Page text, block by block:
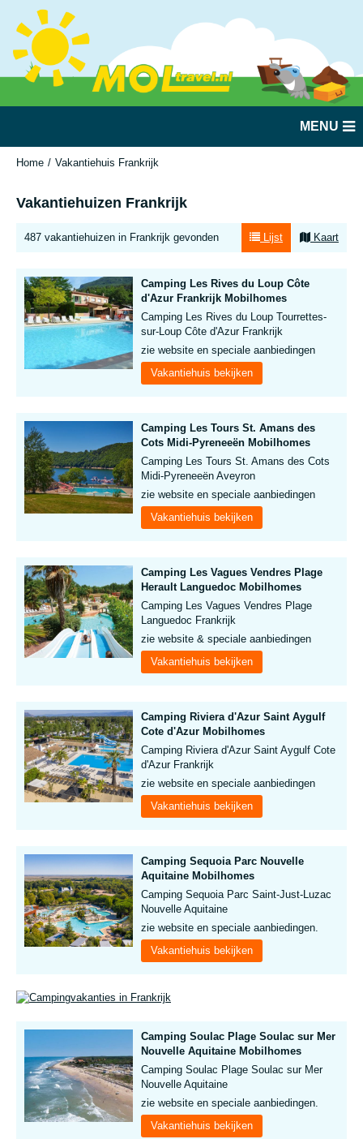
MENU
Home Vakantiehuis Frankrijk
Vakantiehuizen Frankrijk
487 vakantiehuizen in Frankrijk gevonden Lijst Kaart
Camping Les Rives du Loup Côte
d'Azur Frankrijk Mobilhomes
Camping Les Rives du Loup Tourrettes-
sur-Loup Côte d'Azur Frankrijk
zie website en speciale aanbiedingen
Vakantiehuis bekijken
Camping Les Tours St. Amans des
Cots Midi-Pyreneeën Mobilhomes
Camping Les Tours St. Amans des Cots
Midi-Pyreneeën Aveyron
zie website en speciale aanbiedingen
Vakantiehuis bekijken
Camping Les Vagues Vendres Plage
Herault Languedoc Mobilhomes
Camping Les Vagues Vendres Plage
Languedoc Frankrijk
zie website & speciale aanbiedingen
Vakantiehuis bekijken
Camping Riviera d'Azur Saint Aygulf
Cote d'Azur Mobilhomes
Camping Riviera d'Azur Saint Aygulf Cote
d'Azur Frankrijk
zie website en speciale aanbiedingen
Vakantiehuis bekijken
Camping Sequoia Parc Nouvelle
Aquitaine Mobilhomes
Camping Sequoia Parc Saint-Just-Luzac
Nouvelle Aquitaine
zie website en speciale aanbiedingen.
Vakantiehuis bekijken
Camping Soulac Plage Soulac sur Mer
Nouvelle Aquitaine Mobilhomes
Camping Soulac Plage Soulac sur Mer
Nouvelle Aquitaine
zie website en speciale aanbiedingen.
Vakantiehuis bekijken